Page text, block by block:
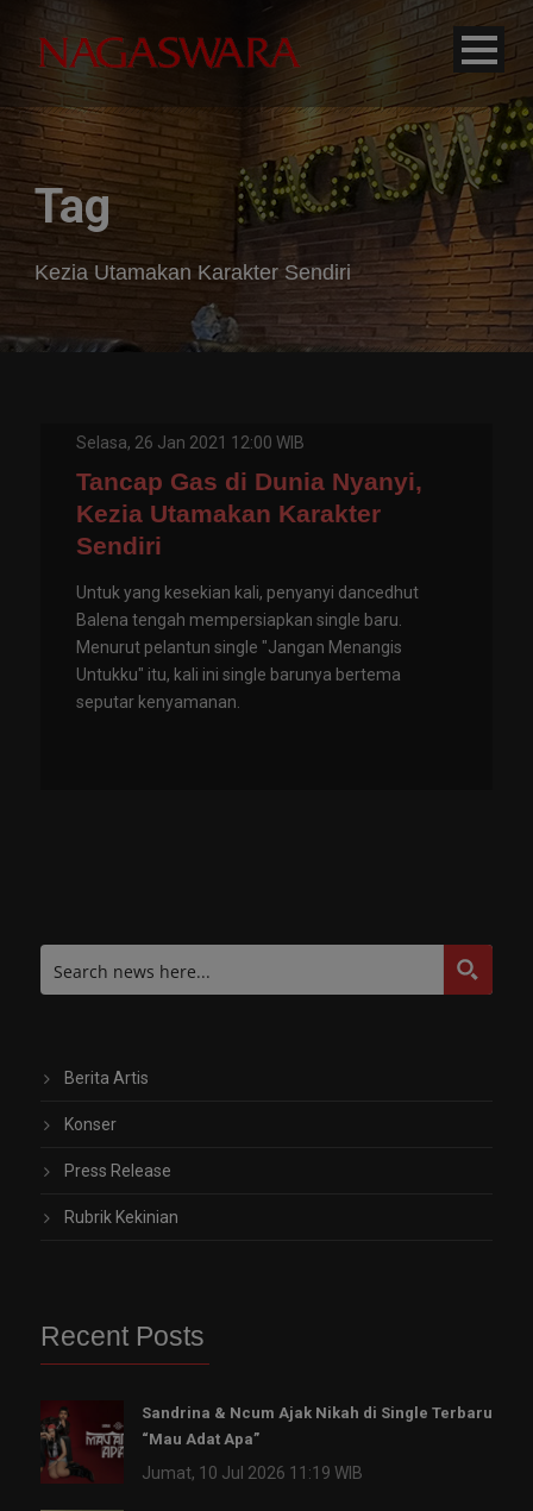
Tag
Kezia Utamakan Karakter Sendiri
Selasa, 26 Jan 2021 12:00 WIB
Tancap Gas di Dunia Nyanyi,
Kezia Utamakan Karakter
Sendiri
Untuk yang kesekian kali, penyanyi dancedhut
Balena tengah mempersiapkan single baru.
Menurut pelantun single "Jangan Menangis
Untukku" itu, kali ini single barunya bertema
seputar kenyamanan.
Berita Artis
Konser
Press Release
Rubrik Kekinian
Recent Posts
Sandrina & Ncum Ajak Nikah di Single Terbaru
“Mau Adat Apa”
Jumat, 10 Jul 2026 11:19 WIB
modal-check